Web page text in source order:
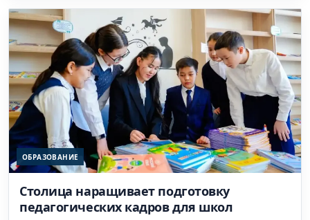
ОБРАЗОВАНИЕ
Столица наращивает подготовку
педагогических кадров для школ